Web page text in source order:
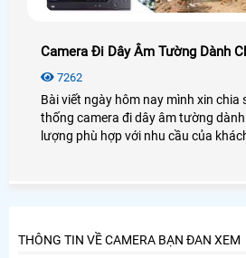
Camera Đi Dây Âm Tường Dành
7262
Bài viết ngày hôm nay mình xin chia
thống camera đi dây âm tường
lượng phù hợp với nhu cầu của
quan sát giám sát cho gia đình, của
THÔNG TIN VỀ CAMERA BẠN ĐAN XEM